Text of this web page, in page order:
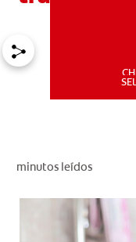
minutos leídos